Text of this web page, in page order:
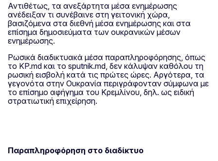
Αντιθέτως, τα ανεξάρτητα μέσα ενημέρωσης
ανέδειξαν τι συνέβαινε στη γειτονική χώρα,
βασιζόμενα στα διεθνή μέσα ενημέρωσης και στα
επίσημα δημοσιεύματα των ουκρανικών μέσων
ενημέρωσης.
Ρωσικά διαδικτυακά μέσα παραπληροφόρησης, όπως
το KP.md και το sputnik.md, δεν κάλυψαν καθόλου τη
ρωσική εισβολή κατά τις πρώτες ώρες. Αργότερα, τα
γεγονότα στην Ουκρανία περιγράφονταν σύμφωνα με
το επίσημο αφήγημα του Κρεμλίνου, δηλ. ως ειδική
στρατιωτική επιχείρηση.
Παραπληροφόρηση στο διαδίκτυο